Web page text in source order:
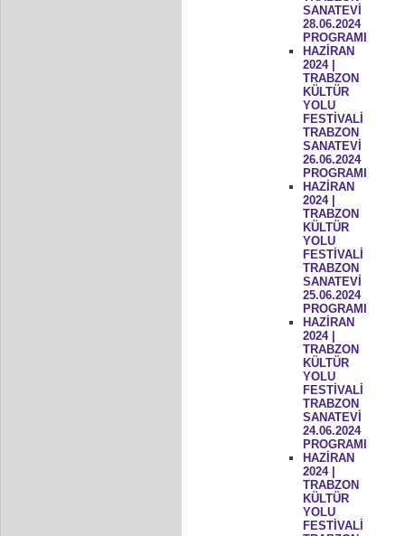
SANATEVİ
28.06.2024
PROGRAMI
HAZİRAN
2024 |
TRABZON
KÜLTÜR
YOLU
FESTİVALİ
TRABZON
SANATEVİ
26.06.2024
PROGRAMI
HAZİRAN
2024 |
TRABZON
KÜLTÜR
YOLU
FESTİVALİ
TRABZON
SANATEVİ
25.06.2024
PROGRAMI
HAZİRAN
2024 |
TRABZON
KÜLTÜR
YOLU
FESTİVALİ
TRABZON
SANATEVİ
24.06.2024
PROGRAMI
HAZİRAN
2024 |
TRABZON
KÜLTÜR
YOLU
FESTİVALİ